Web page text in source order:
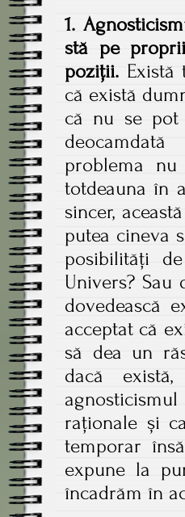
1.
stă pe
poziții. Există
că există
că nu se pot
problema
totdeauna în
sincer,
putea cineva
posibilități
Univers?
dovedească
acceptat că
să dea un
dacă
raționale și
temporar
expune la
încadrăm în